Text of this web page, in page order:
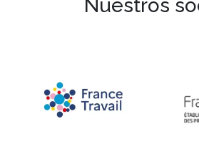
Nuestros